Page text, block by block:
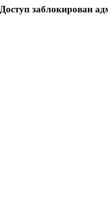
Доступ заблокирован